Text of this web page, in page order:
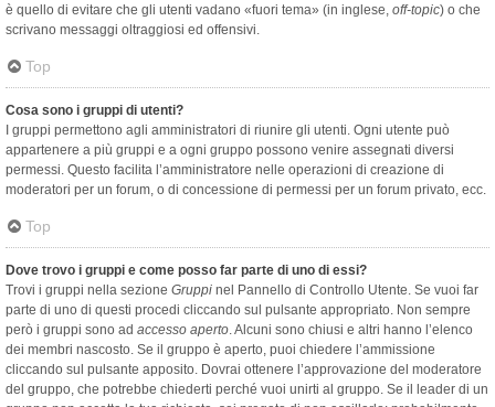
è quello di evitare che gli utenti vadano «fuori tema» (in inglese, off-topic) o che
scrivano messaggi oltraggiosi ed offensivi.
Top
Cosa sono i gruppi di utenti?
I gruppi permettono agli amministratori di riunire gli utenti. Ogni utente può
appartenere a più gruppi e a ogni gruppo possono venire assegnati diversi
permessi. Questo facilita l’amministratore nelle operazioni di creazione di
moderatori per un forum, o di concessione di permessi per un forum privato, ecc.
Top
Dove trovo i gruppi e come posso far parte di uno di essi?
Trovi i gruppi nella sezione Gruppi nel Pannello di Controllo Utente. Se vuoi far
parte di uno di questi procedi cliccando sul pulsante appropriato. Non sempre
però i gruppi sono ad accesso aperto. Alcuni sono chiusi e altri hanno l’elenco
dei membri nascosto. Se il gruppo è aperto, puoi chiedere l’ammissione
cliccando sul pulsante apposito. Dovrai ottenere l’approvazione del moderatore
del gruppo, che potrebbe chiederti perché vuoi unirti al gruppo. Se il leader di un